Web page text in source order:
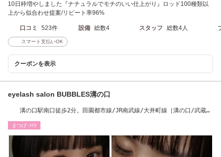
10日枠増やしました『ナチュラルでモチのいい仕上がり』ロッド100種類以
上から似合わせ提案/リピート率96%
口コミ 523件 設備 総数4 スタッフ 総数4人
スマート支払いOK
クーポンを表示
eyelash salon BUBBLES溝の口
溝の口駅南口徒歩2分。田園都市線/JR南武線/大井町線［溝の口/武蔵溝
まつげ･ﾒｲｸ